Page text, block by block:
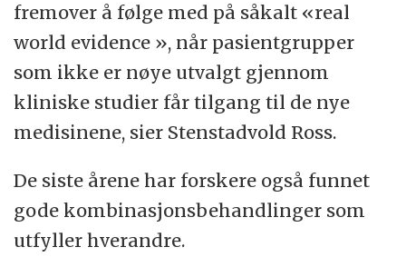
fremover å følge med på såkalt «real
world evidence », når pasientgrupper
som ikke er nøye utvalgt gjennom
kliniske studier får tilgang til de nye
medisinene, sier Stenstadvold Ross.
De siste årene har forskere også funnet
gode kombinasjonsbehandlinger som
utfyller hverandre.